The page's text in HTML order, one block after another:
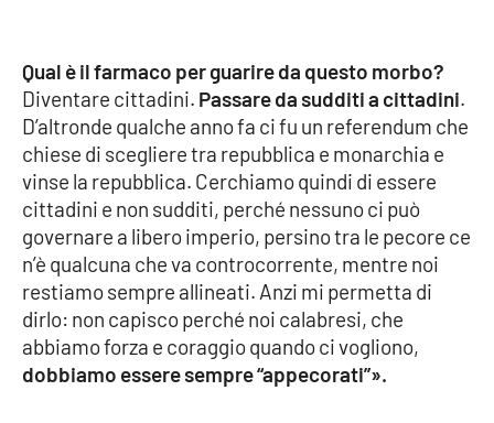
Ilvibonese.it
Catanzarochannel.it
APP
Android
Apple
Qual è il farmaco per guarire da questo morbo?
Diventare cittadini. Passare da sudditi a cittadini.
D’altronde qualche anno fa ci fu un referendum che
chiese di scegliere tra repubblica e monarchia e
vinse la repubblica. Cerchiamo quindi di essere
cittadini e non sudditi, perché nessuno ci può
governare a libero imperio, persino tra le pecore ce
n’è qualcuna che va controcorrente, mentre noi
restiamo sempre allineati. Anzi mi permetta di
dirlo: non capisco perché noi calabresi, che
abbiamo forza e coraggio quando ci vogliono,
dobbiamo essere sempre “appecorati”».